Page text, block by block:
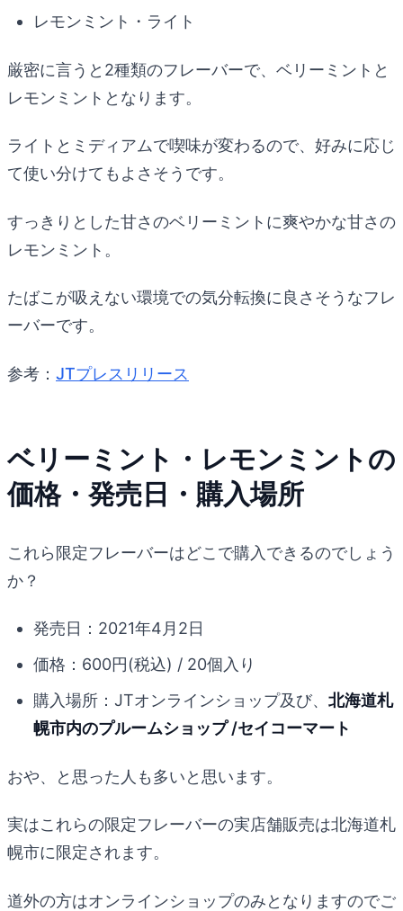
レモンミント・ライト
厳密に言うと2種類のフレーバーで、ベリーミントと
レモンミントとなります。
ライトとミディアムで喫味が変わるので、好みに応じ
て使い分けてもよさそうです。
すっきりとした甘さのベリーミントに爽やかな甘さの
レモンミント。
たばこが吸えない環境での気分転換に良さそうなフレ
ーバーです。
参考： JTプレスリリース
ベリーミント・レモンミントの
価格・発売日・購入場所
これら限定フレーバーはどこで購入できるのでしょう
か？
発売日：2021年4月2日
価格：600円(税込) / 20個入り
購入場所：JTオンラインショップ及び、北海道札
幌市内のプルームショップ /セイコーマート
おや、と思った人も多いと思います。
実はこれらの限定フレーバーの実店舗販売は北海道札
幌市に限定されます。
道外の方はオンラインショップのみとなりますのでご